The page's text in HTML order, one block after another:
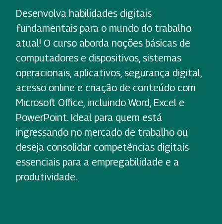
Desenvolva habilidades digitais
fundamentais para o mundo do trabalho
atual! O curso aborda noções básicas de
computadores e dispositivos, sistemas
operacionais, aplicativos, segurança digital,
acesso online e criação de conteúdo com
Microsoft Office, incluindo Word, Excel e
PowerPoint. Ideal para quem está
ingressando no mercado de trabalho ou
deseja consolidar competências digitais
essenciais para a empregabilidade e a
produtividade.